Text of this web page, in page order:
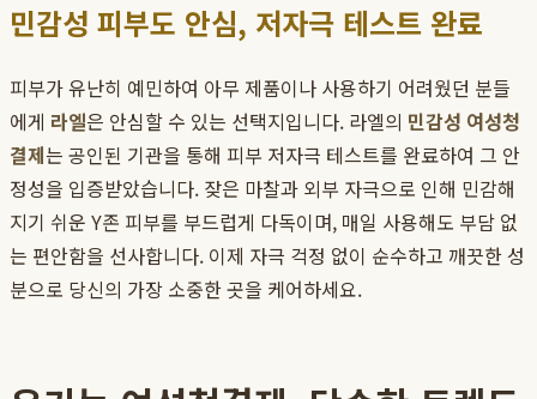
민감성 피부도 안심, 저자극 테스트 완료
피부가 유난히 예민하여 아무 제품이나 사용하기 어려웠던 분들
에게 라엘은 안심할 수 있는 선택지입니다. 라엘의 민감성 여성청
결제는 공인된 기관을 통해 피부 저자극 테스트를 완료하여 그 안
정성을 입증받았습니다. 잦은 마찰과 외부 자극으로 인해 민감해
지기 쉬운 Y존 피부를 부드럽게 다독이며, 매일 사용해도 부담 없
는 편안함을 선사합니다. 이제 자극 걱정 없이 순수하고 깨끗한 성
분으로 당신의 가장 소중한 곳을 케어하세요.